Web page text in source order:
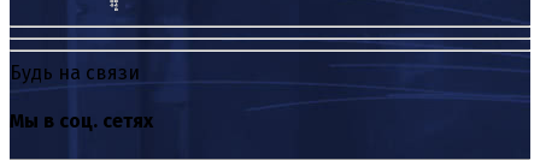
Будь на связи
Мы в соц. сетях